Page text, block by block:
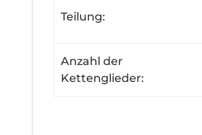
Teilung:
Anzahl der
Kettenglieder: